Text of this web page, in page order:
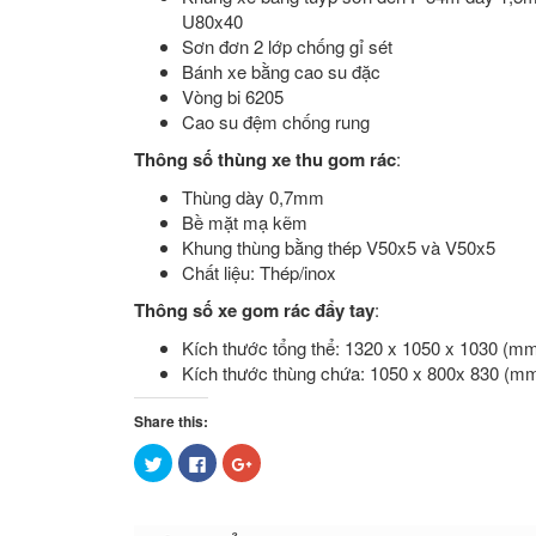
U80x40
Sơn đơn 2 lớp chống gỉ sét
Bánh xe bằng cao su đặc
Vòng bi 6205
Cao su đệm chống rung
Thông số thùng xe thu gom rác:
Thùng dày 0,7mm
Bề mặt mạ kẽm
Khung thùng bằng thép V50x5 và V50x5
Chất liệu: Thép/inox
Thông số xe gom rác đẩy tay:
Kích thước tổng thể: 1320 x 1050 x 1030
Kích thước thùng chứa: 1050 x 800x 830
Share this:
Bấm
để
chia
Nhấn
vào
chia
Facebook
Bấm
để